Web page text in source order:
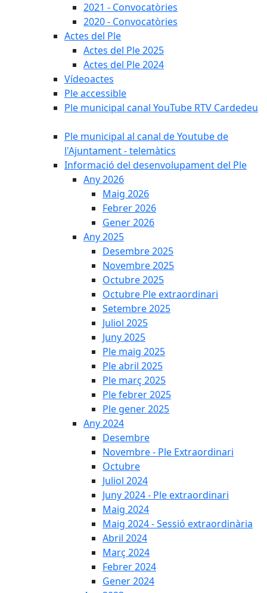
2021 - Convocatòries
2020 - Convocatòries
Actes del Ple
Actes del Ple 2025
Actes del Ple 2024
Vídeoactes
Ple accessible
Ple municipal canal YouTube RTV Cardedeu
Ple municipal al canal de Youtube de
l'Ajuntament - telemàtics
Informació del desenvolupament del Ple
Any 2026
Maig 2026
Febrer 2026
Gener 2026
Any 2025
Desembre 2025
Novembre 2025
Octubre 2025
Octubre Ple extraordinari
Setembre 2025
Juliol 2025
Juny 2025
Ple maig 2025
Ple abril 2025
Ple març 2025
Ple febrer 2025
Ple gener 2025
Any 2024
Desembre
Novembre - Ple Extraordinari
Octubre
Juliol 2024
Juny 2024 - Ple extraordinari
Maig 2024
Maig 2024 - Sessió extraordinària
Abril 2024
Març 2024
Febrer 2024
Gener 2024